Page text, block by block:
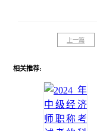
上一篇
相关推荐: